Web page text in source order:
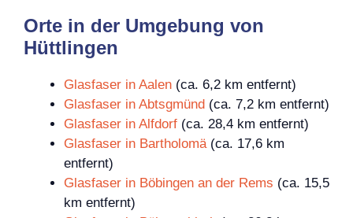
Orte in der Umgebung von
Hüttlingen
Glasfaser in Aalen (ca. 6,2 km entfernt)
Glasfaser in Abtsgmünd (ca. 7,2 km entfernt)
Glasfaser in Alfdorf (ca. 28,4 km entfernt)
Glasfaser in Bartholomä(ca. 17,6 km
entfernt)
Glasfaser in Böbingen an der Rems (ca. 15,5
km entfernt)